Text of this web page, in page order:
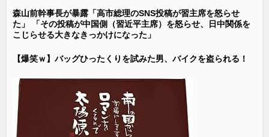
森山前幹事長が暴露「高市総理のSNS投稿が習主席を怒らせ
た」 「その投稿が中国側（習近平主席）を怒らせ、日中関係を
こじらせる大きなきっかけになった」
【爆笑ｗ】バッグひったくりを試みた男、バイクを盗られる！